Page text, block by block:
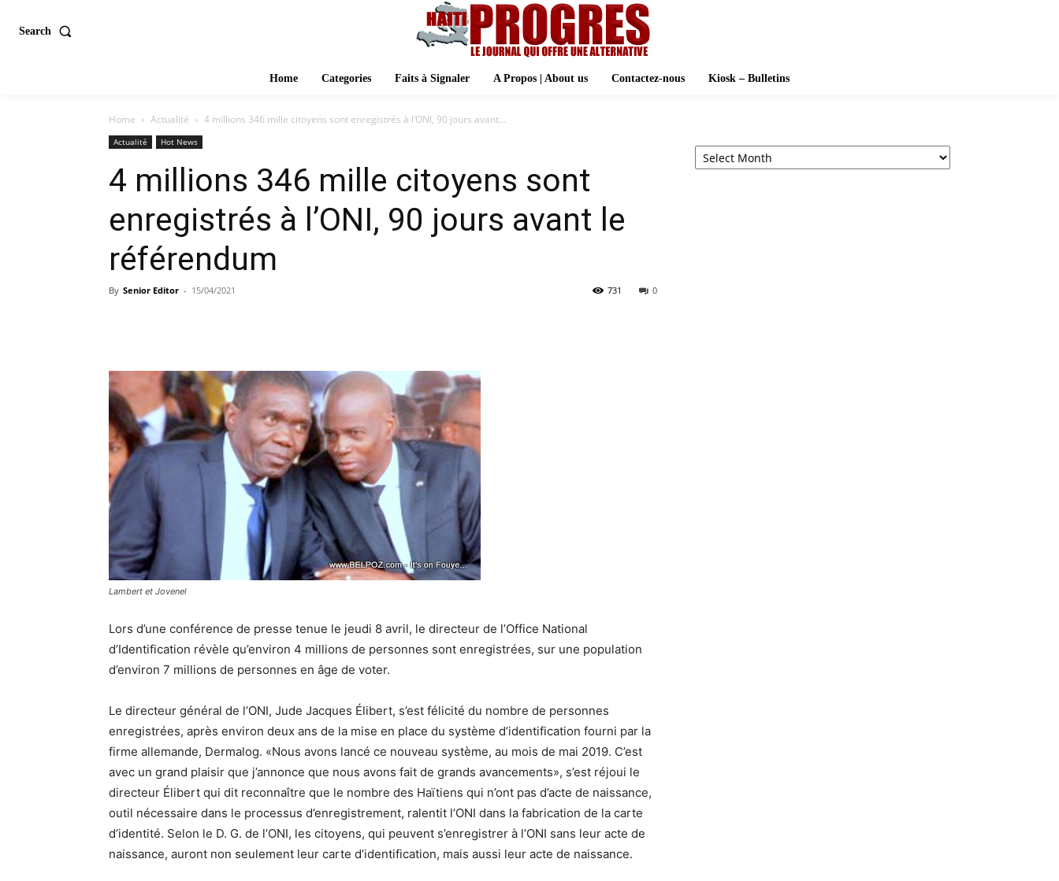
Search
Home Categories Faits à Signaler A Propos | About us Contactez-nous Kiosk – Bulletins
Home Actualité 4 millions 346 mille citoyens sont enregistrés à l’ONI, 90 jours avant...
Actualité Hot News
4 millions 346 mille citoyens sont
enregistrés à l’ONI, 90 jours avant le
référendum
By Senior Editor - 15/04/2021 0
731
Lambert et Jovenel
Lors d’une conférence de presse tenue le jeudi 8 avril, le directeur de l’Office National
d’Identification révèle qu’environ 4 millions de personnes sont enregistrées, sur une population
d’environ 7 millions de personnes en âge de voter.
Le directeur général de l’ONI, Jude Jacques Élibert, s’est félicité du nombre de personnes
enregistrées, après environ deux ans de la mise en place du système d’identification fourni par la
firme allemande, Dermalog. «Nous avons lancé ce nouveau système, au mois de mai 2019. C’est
avec un grand plaisir que j’annonce que nous avons fait de grands avancements», s’est réjoui le
directeur Élibert qui dit reconnaître que le nombre des Haïtiens qui n’ont pas d’acte de naissance,
outil nécessaire dans le processus d’enregistrement, ralentit l’ONI dans la fabrication de la carte
d’identité. Selon le D. G. de l’ONI, les citoyens, qui peuvent s’enregistrer à l’ONI sans leur acte de
naissance, auront non seulement leur carte d’identification, mais aussi leur acte de naissance.
Archives